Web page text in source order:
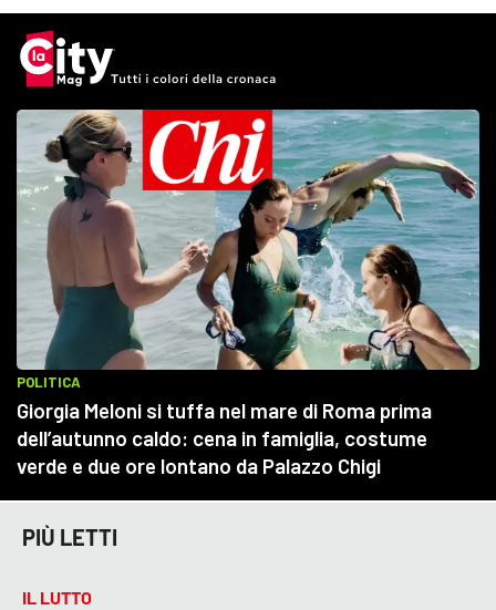
LaC
Network
LACPLAY.IT
LACTV.IT
LACONAIR.IT
LACITYMAG.IT
ILREGGINO.IT
COSENZACHANNEL.IT
ILVIBONESE.IT
CATANZAROCHANNEL.IT
LACAPITALENEWS.IT
ANDROID
APPLE
PIÙ LETTI
IL LUTTO